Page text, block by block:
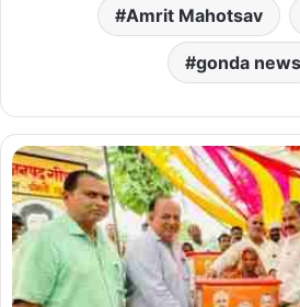
Amrit Mahotsav
gonda news